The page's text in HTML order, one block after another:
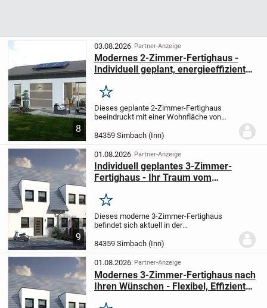
8
03.08.2026 Partner-Anzeige
Modernes 2-Zimmer-Fertighaus -
Individuell geplant, energieeffizient
Merken
Dieses geplante 2-Zimmer-Fertighaus
beeindruckt mit einer Wohnfläche von
gemütliches Schlafzimmer sowie ein
funktionales Badezimmer und wird exakt
nach Ihren...
84359 Simbach (Inn)
9
01.08.2026 Partner-Anzeige
Individuell geplantes 3-Zimmer-
Fertighaus - Ihr Traum vom
Merken
Dieses moderne 3-Zimmer-Fertighaus
befindet sich aktuell in der
individuellen Wünschen und
Anforderungen gestaltet. Mit einer
großzügigen Wohnfläche von 113,64...
84359 Simbach (Inn)
01.08.2026 Partner-Anzeige
Modernes 3-Zimmer-Fertighaus nach
Ihren Wünschen - Flexibel, Effizient